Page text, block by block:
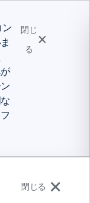
閉じ
る
閉じる